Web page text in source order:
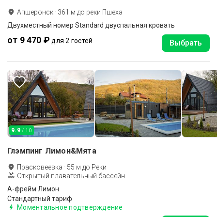
Апшеронск · 361 м до реки Пшеха
Двухместный номер Standard двуспальная кровать
от 9 470 ₽ для 2 гостей Выбрать
9.9 / 10
Глэмпинг Лимон&Мята
Прасковеевка · 55 м до Реки
Открытый плавательный бассейн
А-фрейм Лимон
Стандартный тариф
Моментальное подтверждение